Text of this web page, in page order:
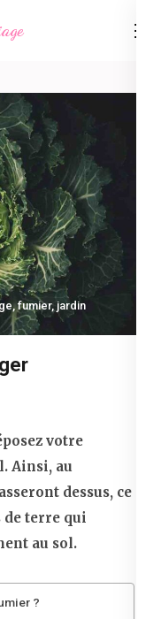
,fumier,jardin
votre
Ainsi, au
dessus, ce
de terre qui
au sol.
?